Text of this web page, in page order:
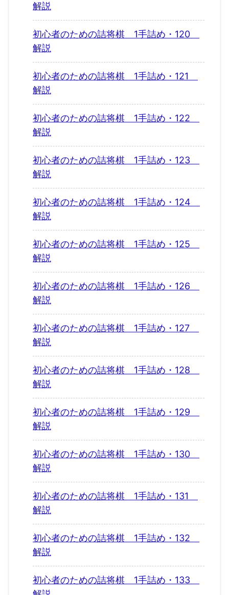
解説
初心者のための詰将棋 1手詰め・120
解説
初心者のための詰将棋 1手詰め・121
解説
初心者のための詰将棋 1手詰め・122
解説
初心者のための詰将棋 1手詰め・123
解説
初心者のための詰将棋 1手詰め・124
解説
初心者のための詰将棋 1手詰め・125
解説
初心者のための詰将棋 1手詰め・126
解説
初心者のための詰将棋 1手詰め・127
解説
初心者のための詰将棋 1手詰め・128
解説
初心者のための詰将棋 1手詰め・129
解説
初心者のための詰将棋 1手詰め・130
解説
初心者のための詰将棋 1手詰め・131
解説
初心者のための詰将棋 1手詰め・132
解説
初心者のための詰将棋 1手詰め・133